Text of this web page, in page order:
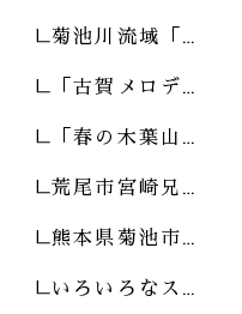
菊池川流域「…
「古賀メロデ…
「春の木葉山…
荒尾市宮崎兄…
熊本県菊池市…
いろいろなス…